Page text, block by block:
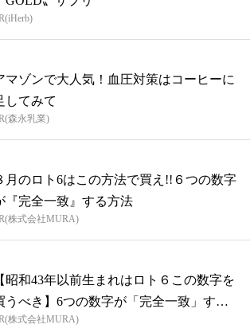
マゾンで大人気！血圧対策はコーヒーに
してみて
森永乳業)
月のロト6はこの方法で買え!!６つの数字
『完全一致』する方法
株式会社MURA)
【昭和43年以前生まれはロト６この数字を
うべき】6つの数字が「完全一致」する
...株式会社MURA)